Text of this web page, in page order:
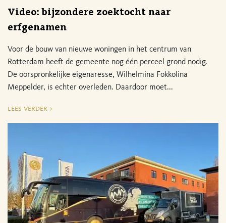
Video: bijzondere zoektocht naar
erfgenamen
Voor de bouw van nieuwe woningen in het centrum van
Rotterdam heeft de gemeente nog één perceel grond nodig.
De oorspronkelijke eigenaresse, Wilhelmina Fokkolina
Meppelder, is echter overleden. Daardoor moet...
lees verder >